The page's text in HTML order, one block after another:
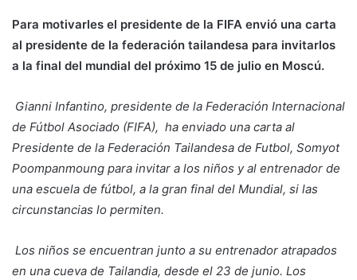
Para motivarles el presidente de la FIFA envió una carta
al presidente de la federación tailandesa para invitarlos
a la final del mundial del próximo 15 de julio en Moscú.
Gianni Infantino, presidente de la Federación Internacional
de Fútbol Asociado (FIFA), ha enviado una carta al
Presidente de la Federación Tailandesa de Futbol, Somyot
Poompanmoung para invitar a los niños y al entrenador de
una escuela de fútbol, a la gran final del Mundial, si las
circunstancias lo permiten.
Los niños se encuentran junto a su entrenador atrapados
en una cueva de Tailandia, desde el 23 de junio. Los